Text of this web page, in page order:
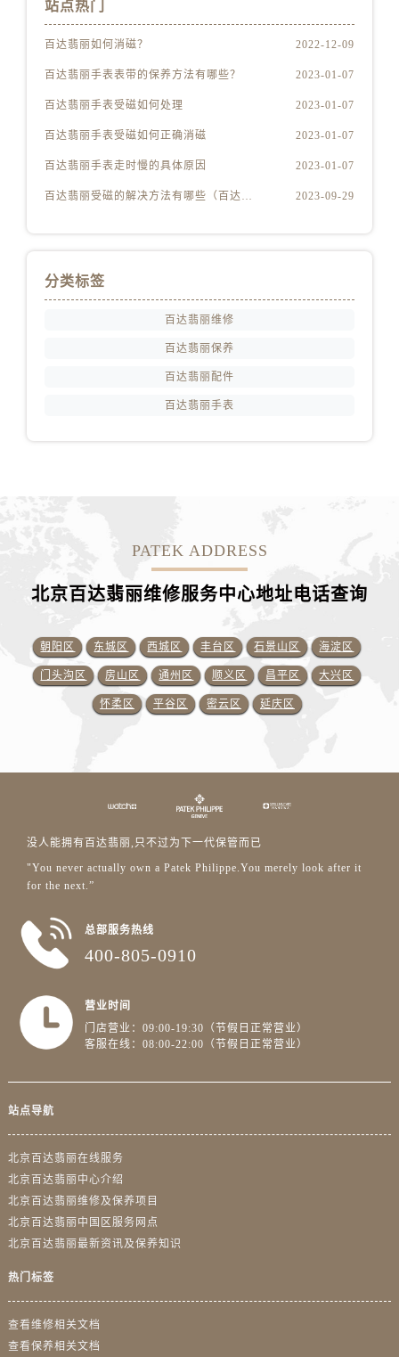
站点热门
百达翡丽如何消磁？ 2022-12-09
百达翡丽手表表带的保养方法有哪些？ 2023-01-07
百达翡丽手表受磁如何处理 2023-01-07
百达翡丽手表受磁如何正确消磁 2023-01-07
百达翡丽手表走时慢的具体原因 2023-01-07
百达翡丽受磁的解决方法有哪些（百达翡丽受磁解决方法是什么） 2023-09-29
分类标签
百达翡丽维修
百达翡丽保养
百达翡丽配件
百达翡丽手表
PATEK ADDRESS
北京百达翡丽维修服务中心地址电话查询
朝阳区 东城区 西城区 丰台区 石景山区 海淀区
门头沟区 房山区 通州区 顺义区 昌平区 大兴区
怀柔区 平谷区 密云区 延庆区
没人能拥有百达翡丽,只不过为下一代保管而已
"You never actually own a Patek Philippe.You merely look after it
for the next.”
总部服务热线
400-805-0910
营业时间
门店营业：09:00-19:30（节假日正常营业）
客服在线：08:00-22:00（节假日正常营业）
站点导航
北京百达翡丽在线服务
北京百达翡丽中心介绍
北京百达翡丽维修及保养项目
北京百达翡丽中国区服务网点
北京百达翡丽最新资讯及保养知识
热门标签
查看维修相关文档
查看保养相关文档